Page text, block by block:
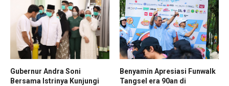
Gubernur Andra Soni
Bersama Istrinya Kunjungi
Benyamin Apresiasi Funwalk
Tangsel era 90an di